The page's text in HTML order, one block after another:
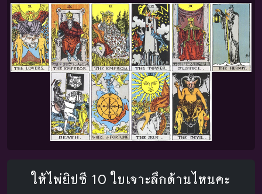
ให้ไพ่ยิปซี 10 ใบเจาะลึกด้านไหนคะ